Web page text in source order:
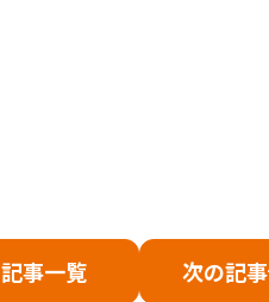
記事一覧 次の記事